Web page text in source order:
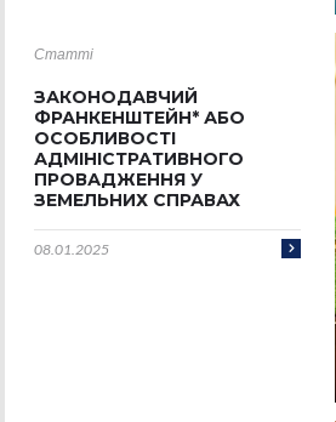
Статті
ЗАКОНОДАВЧИЙ
ФРАНКЕНШТЕЙН* АБО
ОСОБЛИВОСТІ
АДМІНІСТРАТИВНОГО
ПРОВАДЖЕННЯ У
ЗЕМЕЛЬНИХ СПРАВАХ
08.01.2025